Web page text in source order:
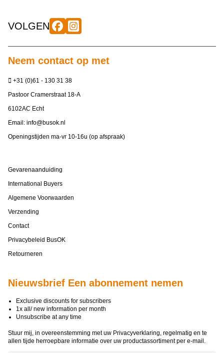
VOLGEN
Neem contact op met
+31 (0)61 - 130 31 38
Pastoor Cramerstraat 18-A
6102AC Echt
Email: info@busok.nl
Openingstijden ma-vr 10-16u (op afspraak)
Gevarenaanduiding
International Buyers
Algemene Voorwaarden
Verzending
Contact
Privacybeleid BusOK
Retourneren
Nieuwsbrief Een abonnement nemen
Exclusive discounts for subscribers
1x all/ new information per month
Unsubscribe at any time
Stuur mij, in overeenstemming met uw Privacyverklaring, regelmatig en te
allen tijde herroepbare informatie over uw productassortiment per e-mail.